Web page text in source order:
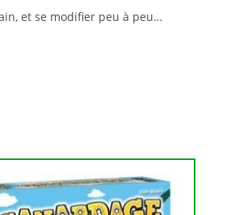
et se modifier peu à peu…